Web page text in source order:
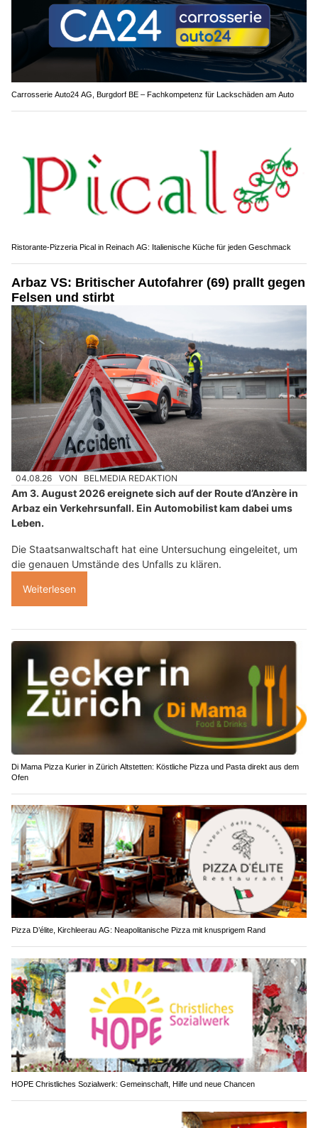
Carrosserie Auto24 AG, Burgdorf BE – Fachkompetenz für Lackschäden am Auto
Ristorante-Pizzeria Pical in Reinach AG: Italienische Küche für jeden Geschmack
Arbaz VS: Britischer Autofahrer (69) prallt gegen
Felsen und stirbt
04.08.26 VON BELMEDIA REDAKTION
Am 3. August 2026 ereignete sich auf der Route d’Anzère in
Arbaz ein Verkehrsunfall. Ein Automobilist kam dabei ums
Leben.
Die Staatsanwaltschaft hat eine Untersuchung eingeleitet, um
die genauen Umstände des Unfalls zu klären.
Weiterlesen
Di Mama Pizza Kurier in Zürich Altstetten: Köstliche Pizza und Pasta direkt aus dem
Ofen
Pizza D’élite, Kirchleerau AG: Neapolitanische Pizza mit knusprigem Rand
HOPE Christliches Sozialwerk: Gemeinschaft, Hilfe und neue Chancen